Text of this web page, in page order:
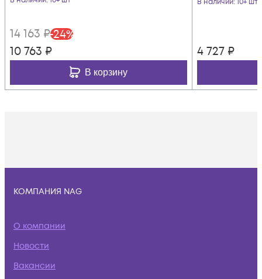
14 163 ₽-24%
10 763 ₽
В корзину
4 727 ₽
КОМПАНИЯ NAG
О компании
Новости
Вакансии